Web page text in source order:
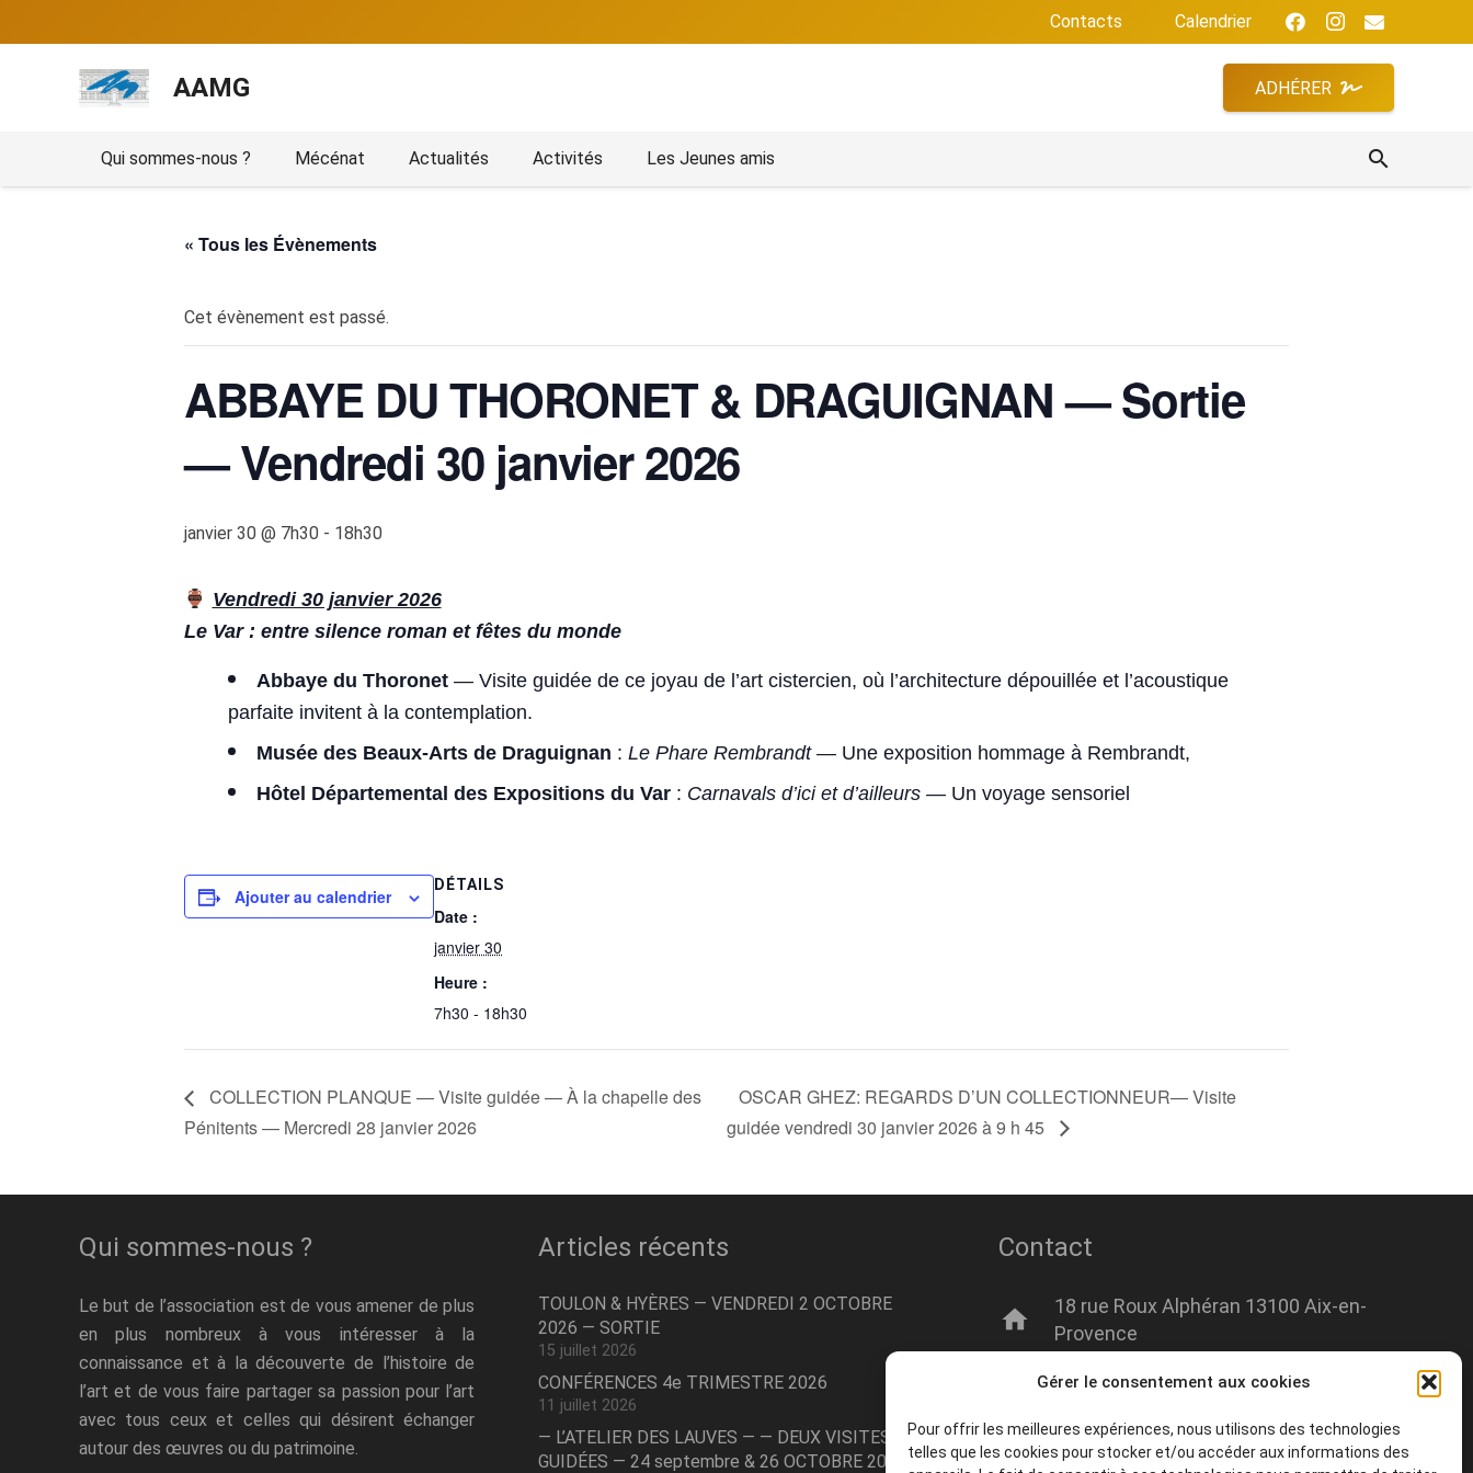
Gérer le consentement aux cookies
Pour offrir les meilleures expériences, nous utilisons des technologies
telles que les cookies pour stocker et/ou accéder aux informations des
Contacts Calendrier
AAMG ADHÉRER
Qui sommes-nous ? Mécénat Actualités Activités Les Jeunes amis search
« Tous les Évènements
Cet évènement est passé.
ABBAYE DU THORONET & DRAGUIGNAN — Sortie
— Vendredi 30 janvier 2026
janvier 30 @ 7h30 - 18h30
Vendredi 30 janvier 2026
Le Var : entre silence roman et fêtes du monde
Abbaye du Thoronet — Visite guidée de ce joyau de l’art cistercien, où l’architecture dépouillée et l’acoustique
parfaite invitent à la contemplation.
Musée des Beaux-Arts de Draguignan : Le Phare Rembrandt— Une exposition hommage à Rembrandt,
Hôtel Départemental des Expositions du Var : Carnavals d’ici et d’ailleurs — Un voyage sensoriel
Ajouter au calendrier
DÉTAILS
Date :
janvier 30
Heure :
7h30 - 18h30
COLLECTION PLANQUE — Visite guidée — À la chapelle des
Pénitents — Mercredi 28 janvier 2026
OSCAR GHEZ: REGARDS D’UN COLLECTIONNEUR— Visite
guidée vendredi 30 janvier 2026 à 9 h 45
Qui sommes-nous ?
Le but de l’association est de vous amener de plus
en plus nombreux à vous intéresser à la
connaissance et à la découverte de l’histoire de
l’art et de vous faire partager sa passion pour l’art
avec tous ceux et celles qui désirent échanger
autour des œuvres ou du patrimoine.
Articles récents
TOULON & HYÈRES — VENDREDI 2 OCTOBRE
2026 — SORTIE
15 juillet 2026
CONFÉRENCES 4e TRIMESTRE 2026
11 juillet 2026
— L’ATELIER DES LAUVES — — DEUX VISITES
GUIDÉES — 24 septembre & 26 OCTOBRE 2026
Contact
home
18 rue Roux Alphéran 13100 Aix-en-
Provence
contact@amisdumuseegranet.fr
phone +33 06 00 00 00 00